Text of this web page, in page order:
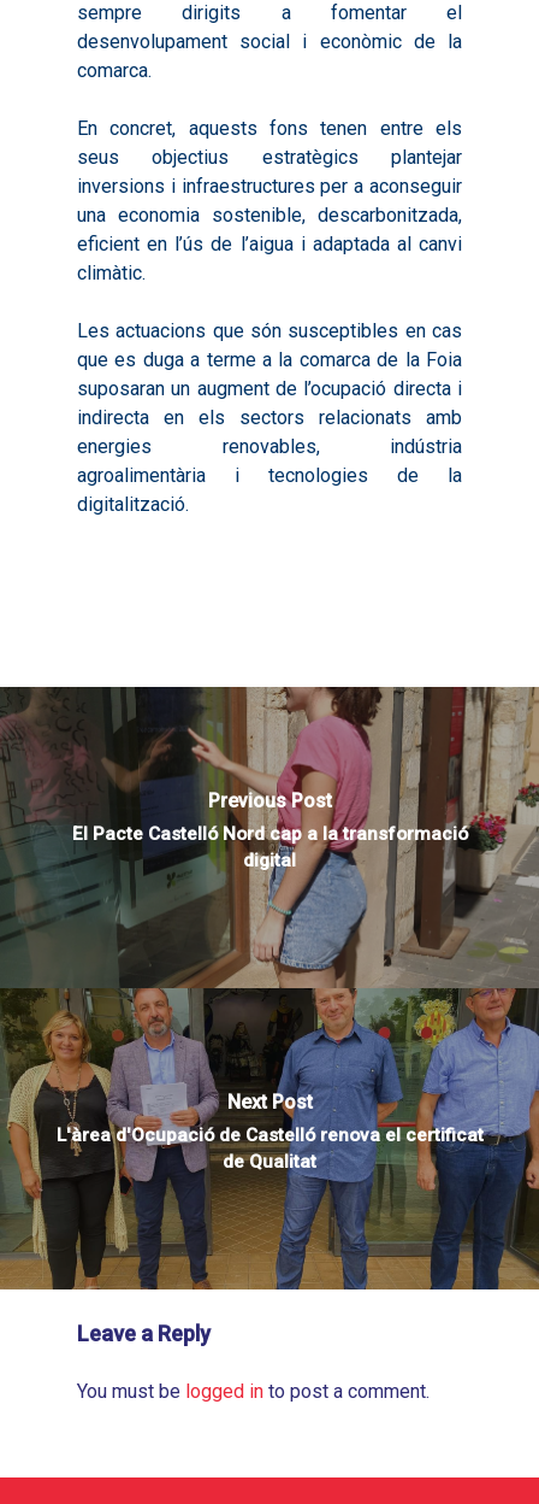
sempre dirigits a fomentar el
desenvolupament social i econòmic de la
comarca.
En concret, aquests fons tenen entre els
seus objectius estratègics plantejar
inversions i infraestructures per a aconseguir
una economia sostenible, descarbonitzada,
eficient en l’ús de l’aigua i adaptada al canvi
climàtic.
Les actuacions que són susceptibles en cas
que es duga a terme a la comarca de la Foia
suposaran un augment de l’ocupació directa i
indirecta en els sectors relacionats amb
energies renovables, indústria
agroalimentària i tecnologies de la
digitalització.
Previous Post
El Pacte Castelló Nord cap a la transformació
digital
Next Post
L'àrea d'Ocupació de Castelló renova el certificat
de Qualitat
Leave a Reply
You must be logged in to post a comment.
Inici
Què és Avalem
Missions
Diagnòstics
Objectius
Processos d’Innovació
Territorial
Necessitats
Formació Pactes 2022
Publicacions
2016
2018
2019
2020
Infografies
Infografies 2022
Infografies 2023
LABORA
Documentació
Audiovisuals
Informació Estadística
Noticies
Actualitat
Contacte